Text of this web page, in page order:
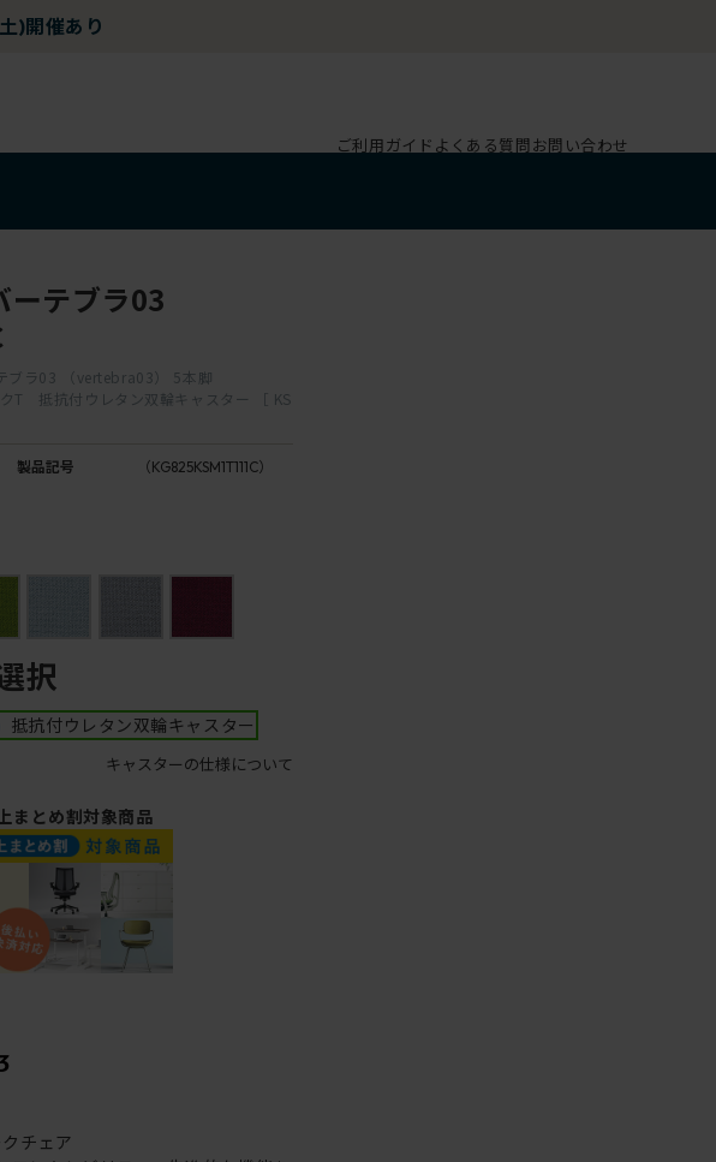
)開催あり
ご利用ガイド よくある質問お問い合わせ
ーテブラ03
ブラ03 （vertebra03） 5本脚
T 抵抗付ウレタン双輪キャスター ［ KS
製品記号 （KG825KSM1T111C）
択
抵抗付ウレタン双輪キャスター
キャスターの仕様について
まとめ割対象商品
チェア